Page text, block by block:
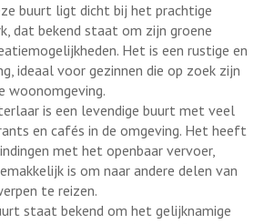
buurt ligt dicht bij het prachtige
dat bekend staat om zijn groene
Het is een rustige en
ideaal voor gezinnen die op zoek zijn
woonomgeving.
is een levendige buurt met veel
en cafés in de omgeving. Het heeft
met het openbaar vervoer,
is om naar andere delen van
te reizen.
staat bekend om het gelijknamige